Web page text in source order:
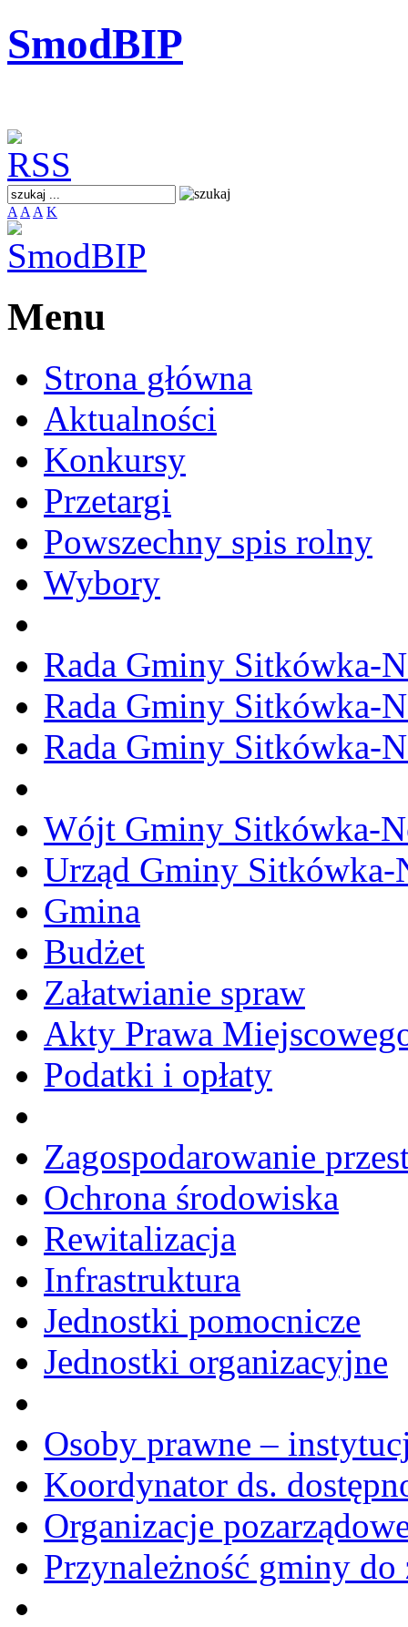
SmodBIP
A A A K
Menu
Strona główna
Aktualności
Konkursy
Przetargi
Powszechny spis rolny
Wybory
Rada Gminy Sitkówka-
Rada Gminy Sitkówka-
Rada Gminy Sitkówka-
Wójt Gminy Sitkówka-
Urząd Gminy
Gmina
Budżet
Załatwianie spraw
Akty Prawa
Podatki i opłaty
Zagospodarowanie
Ochrona środowiska
Rewitalizacja
Infrastruktura
Jednostki pomocnicze
Jednostki organizacyjne
Osoby prawne –
Koordynator ds.
Organizacje
Przynależność gminy